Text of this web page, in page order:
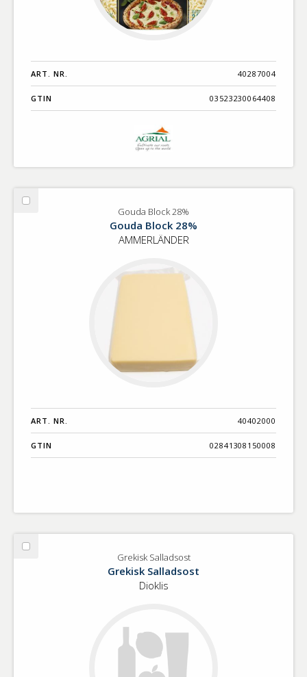
ART. NR. 40287004
GTIN 03523230064408
Välj
Gouda Block 28%
Gouda Block 28%
AMMERLÄNDER
ART. NR. 40402000
GTIN 02841308150008
Välj
Grekisk Salladsost
Grekisk Salladsost
Dioklis